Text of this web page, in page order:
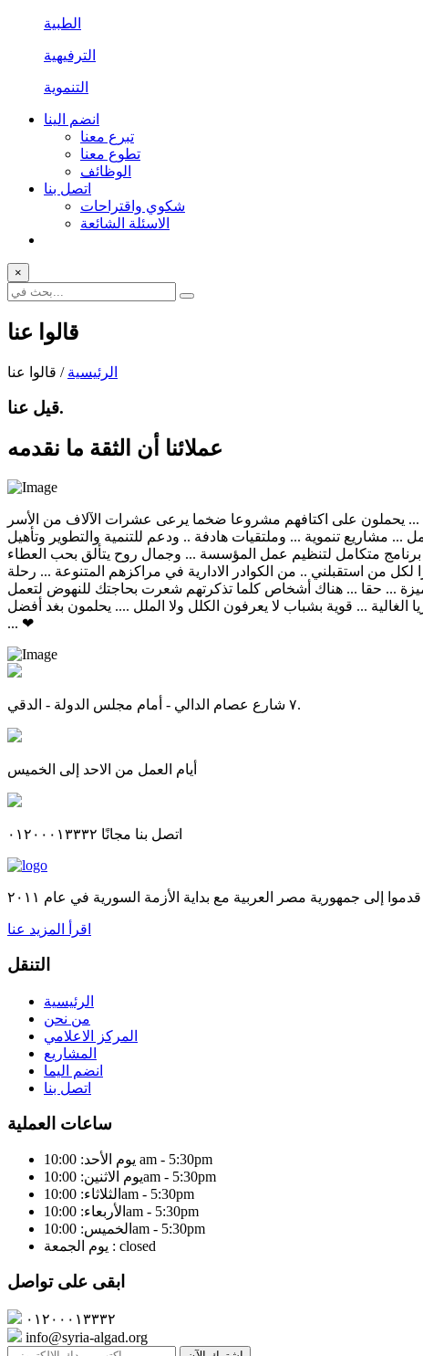
الطبية
الترفيهية
التنموية
انضم الينا
تبرع معنا
تطوع معنا
الوظائف
اتصل بنا
شكوي واقتراحات
الاسئلة الشائعة
×
قالوا عنا
الرئيسية / قالوا عنا
قيل عنا.
عملائنا أن الثقة ما نقدمه
... يحملون على اكتافهم مشروعا ضخما يرعى عشرات الآلاف من الأسر
تنموية ... وملتقيات هادفة .. ودعم للتنمية والتطوير وتأهيل
برنامج متكامل لتنظيم عمل المؤسسة ... وجمال روح يتألق بحب العطاء
من استقبلني .. من الكوادر الادارية في مراكزهم المتنوعة ... رحلة
... حقا ... هناك أشخاص كلما تذكرتهم شعرت بحاجتك للنهوض لتعمل
... قوية بشباب لا يعرفون الكلل ولا الملل .... يحلمون بغد أفضل
... ❤
٧ شارع عصام الدالي - أمام مجلس الدولة - الدقي.
أيام العمل من الاحد إلى الخميس
اتصل بنا مجانًا ٠١٢٠٠٠١٣٣٣٢
اقرأ المزيد عنا
التنقل
الرئيسية
من نحن
المركز الاعلامي
المشاريع
انضم اليما
اتصل بنا
ساعات العملية
يوم الأحد: 10:00 am - 5:30pm
يوم الاثنين: 10:00am - 5:30pm
الثلاثاء: 10:00am - 5:30pm
الأربعاء: 10:00am - 5:30pm
الخميس: 10:00am - 5:30pm
يوم الجمعة : closed
ابقى على تواصل
٠١٢٠٠٠١٣٣٣٢
info@syria-algad.org